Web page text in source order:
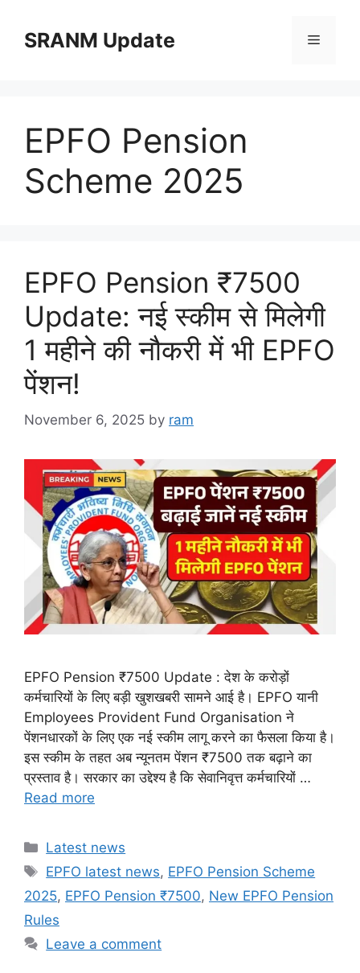
contentSRANM Update Menu
EPFO Pension
Scheme 2025
EPFO Pension ₹7500
Update: नई स्कीम से मिलेगी
1 महीने की नौकरी में भी EPFO
पेंशन!
November 6, 2025 by ram
EPFO Pension ₹7500 Update : देश के करोड़ों
कर्मचारियों के लिए बड़ी खुशखबरी सामने आई है। EPFO यानी
Employees Provident Fund Organisation ने
पेंशनधारकों के लिए एक नई स्कीम लागू करने का फैसला किया है।
इस स्कीम के तहत अब न्यूनतम पेंशन ₹7500 तक बढ़ाने का
प्रस्ताव है। सरकार का उद्देश्य है कि सेवानिवृत्त कर्मचारियों …
Read more
Categories
Latest news
Tags
EPFO latest news, EPFO Pension Scheme
2025, EPFO Pension ₹7500, New EPFO Pension
Rules
Leave a comment